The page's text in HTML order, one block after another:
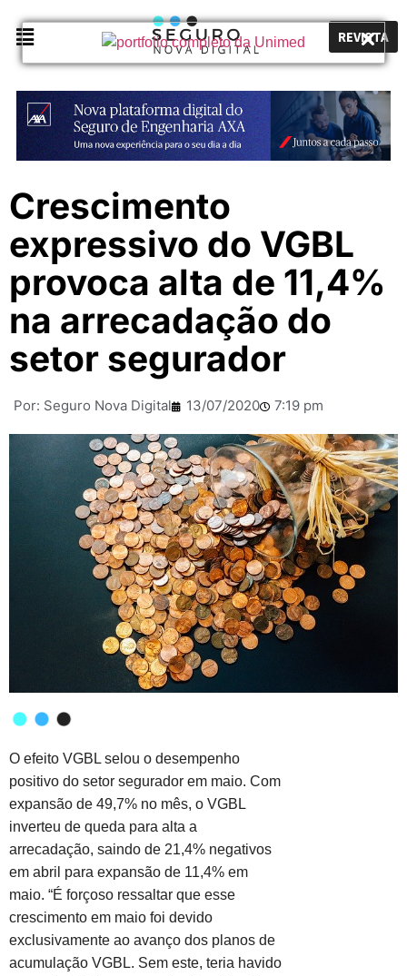
REVISTA
Crescimento
expressivo do VGBL
provoca alta de 11,4%
na arrecadação do
setor segurador
Por: Seguro Nova Digital 13/07/2020 7:19 pm
O efeito VGBL selou o desempenho
positivo do setor segurador em maio. Com
expansão de 49,7% no mês, o VGBL
inverteu de queda para alta a
arrecadação, saindo de 21,4% negativos
em abril para expansão de 11,4% em
maio. “É forçoso ressaltar que esse
crescimento em maio foi devido
exclusivamente ao avanço dos planos de
acumulação VGBL. Sem este, teria havido